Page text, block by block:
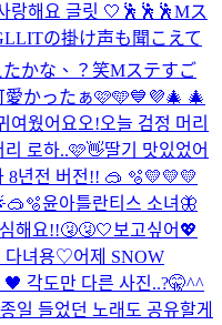
랑해요 글릿 🤍 🕺🕺🕺Mス
の掛け声も聞こえて
かな、？笑Mステすご
かったぁ🩷🩵💙💜🎄 🎄
여웠어요오!오늘 검정 머리
리 로하..🩷👋딸기 맛있었어
8년전 버전!! 🥽 🫧💛💛💛
윤아틀란티스 소녀🦋
해요!!🤧🤧🤍 보고싶어💖
다녀용♡어제 SNOW
각도만 다른 사진..?🤫^^
일 들었던 노래도 공유할게